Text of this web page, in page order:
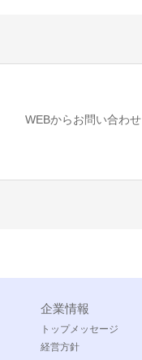
WEBからお問い合わせ
企業情報
トップメッセージ
経営方針